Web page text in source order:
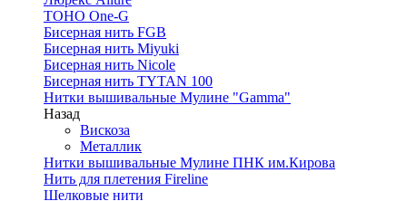
TOHO One-G
Бисерная нить FGB
Бисерная нить Miyuki
Бисерная нить Nicole
Бисерная нить TYTAN 100
Нитки вышивальные Мулине "Gamma"
Назад
Вискоза
Металлик
Нитки вышивальные Мулине ПНК им.Кирова
Нить для плетения Fireline
Шелковые нити